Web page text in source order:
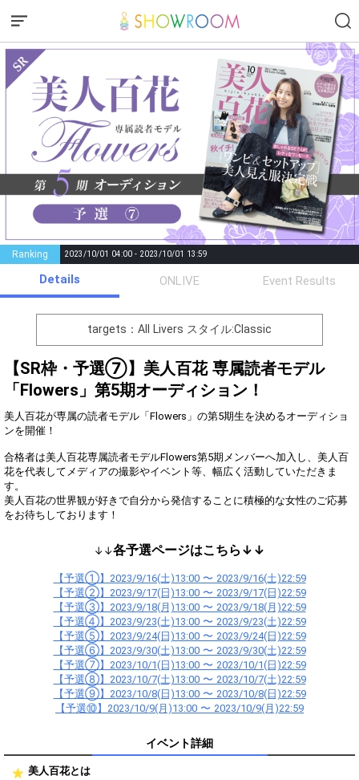
Ranking 2023/10/01 04:00 - 2023/10/01 13:59
Gifting
Throw gifts to the stage and join
the live performance.
First, try throwing free Stars
Show Gold to purchase gifts
(available from 1 JPY)! When you
continue to send gifts to the
popularity ranking and your
ranking go up.
send them gifts.
To send performers paid items,
you must use Show Gold.
Comments
You can post comments. Please
refrain from posting comments
that may offend performers or
Close
Details ONLIVE Event Results
targets：All Livers スタイル:Classic
【SR枠・予選⑦】美人百花 専属読者モデル
「Flowers」第5期オーディション！
美人百花が専属の読者モデル「Flowers」の第5期生を決めるオーディショ
ンを開催！
合格者は美人百花専属読者モデルFlowers第5期メンバーへ加入し、美⼈百
花を代表してメディアの撮影やイベント等、幅広く活動していただきま
す。
美人百花の世界観が好きで自分から発信することに積極的な女性のご応募
をお待ちしております！
↓↓各予選ページはこちら↓↓
【予選①】2023/9/16(土)13:00 〜 2023/9/16(土)22:59
【予選②】2023/9/17(日)13:00 〜 2023/9/17(日)22:59
【予選③】2023/9/18(月)13:00 〜 2023/9/18(月)22:59
【予選④】2023/9/23(土)13:00 〜 2023/9/23(土)22:59
【予選⑤】2023/9/24(日)13:00 〜 2023/9/24(日)22:59
【予選⑥】2023/9/30(土)13:00 〜 2023/9/30(土)22:59
【予選⑦】2023/10/1(日)13:00 〜 2023/10/1(日)22:59
【予選⑧】2023/10/7(土)13:00 〜 2023/10/7(土)22:59
【予選⑨】2023/10/8(日)13:00 〜 2023/10/8(日)22:59
【予選⑩】2023/10/9(月)13:00 〜 2023/10/9(月)22:59
イベント詳細
美人百花とは